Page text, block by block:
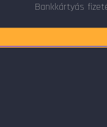
Bankkártyás